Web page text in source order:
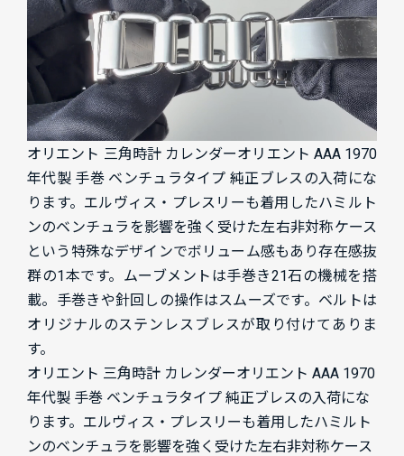
オリエント 三角時計 カレンダーオリエント AAA 1970
年代製 手巻 ベンチュラタイプ 純正ブレスの入荷にな
ります。 エルヴィス・プレスリーも着用したハミルト
ンのベンチュラを影響を強く受けた左右非対称ケース
という特殊なデザインでボリューム感もあり存在感抜
群の1本です。ムーブメントは手巻き21石の機械を搭
載。手巻きや針回しの操作はスムーズです。ベルトは
オリジナルのステンレスブレスが取り付けてありま
す。
オリエント 三角時計 カレンダーオリエント AAA 1970
年代製 手巻 ベンチュラタイプ 純正ブレスの入荷にな
ります。エルヴィス・プレスリーも着用したハミルト
ンのベンチュラを影響を強く受けた左右非対称ケース